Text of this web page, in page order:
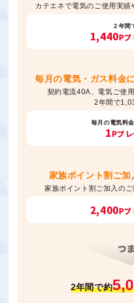
カテエネで電気のご使用実
２年間
1,440Pプ
毎月の電気・ガス料金
契約電流40A、電気ご使
2年間で
毎月の電気料
1Pプ
家族ポイント割ご加
家族ポイント割ご加入の
2,400Pプ
2年間で約